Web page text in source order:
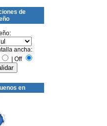
de
ancha:
Off
en